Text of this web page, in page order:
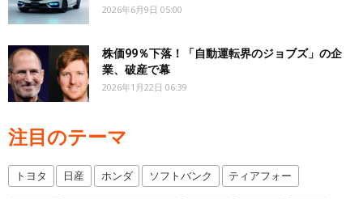
2026年6月9日 05:00
株価99％下落！「自動運転界のジョブズ」の企
業、破産で幕
2026年1月22日 06:39
注目のテーマ
トヨタ 日産 ホンダ ソフトバンク ティアフォー